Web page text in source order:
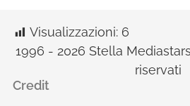
Visualizzazioni: 6
1996 - 2026 Stella
riservati
Credit